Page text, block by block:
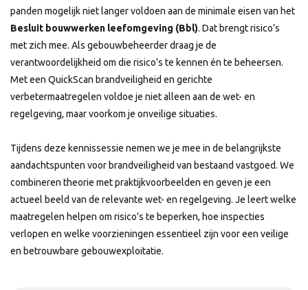
panden mogelijk niet langer voldoen aan de minimale eisen van het
Besluit bouwwerken leefomgeving (Bbl). Dat brengt risico’s
met zich mee. Als gebouwbeheerder draag je de
verantwoordelijkheid om die risico’s te kennen én te beheersen.
Met een QuickScan brandveiligheid en gerichte
verbetermaatregelen voldoe je niet alleen aan de wet- en
regelgeving, maar voorkom je onveilige situaties.
Tijdens deze kennissessie nemen we je mee in de belangrijkste
aandachtspunten voor brandveiligheid van bestaand vastgoed. We
combineren theorie met praktijkvoorbeelden en geven je een
actueel beeld van de relevante wet- en regelgeving. Je leert welke
maatregelen helpen om risico’s te beperken, hoe inspecties
verlopen en welke voorzieningen essentieel zijn voor een veilige
en betrouwbare gebouwexploitatie.